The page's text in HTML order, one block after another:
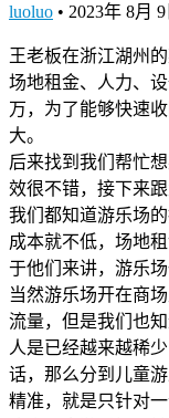
luoluo • 2023年 8月
王老板在浙江湖州
场地租金、人力、
万，为了能够快速
大。
后来找到我们帮忙
效很不错，接下来
我们都知道游乐场
成本就不低，场地
于他们来讲，游乐
当然游乐场开在商
流量，但是我们也
人是已经越来越稀
话，那么分到儿童
精准，就是只针对